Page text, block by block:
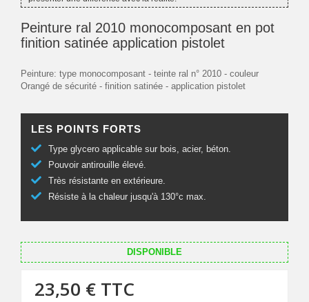
Peinture ral 2010 monocomposant en pot
finition satinée application pistolet
Peinture: type monocomposant - teinte ral n° 2010 - couleur
Orangé de sécurité - finition satinée - application pistolet
LES POINTS FORTS
Type glycero applicable sur bois, acier, béton.
Pouvoir antirouille élevé.
Très résistante en extérieure.
Résiste à la chaleur jusqu'à 130°c max.
DISPONIBLE
23,50 € TTC